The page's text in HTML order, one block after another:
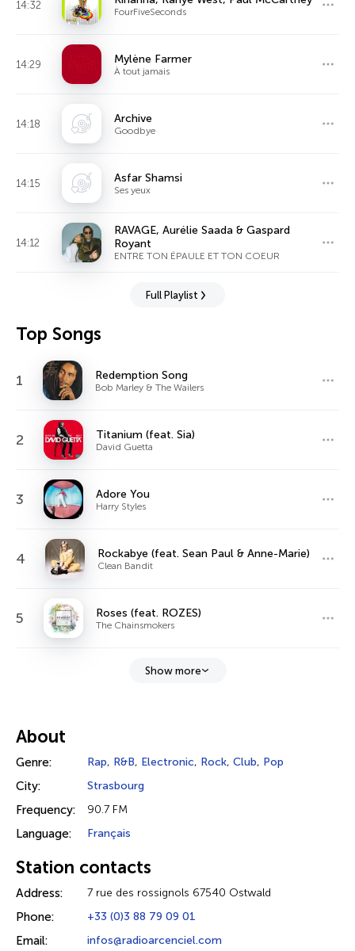
14:32
FourFiveSeconds
14:29 Mylène Farmer
À tout jamais
14:18 Archive
Goodbye
14:15 Asfar Shamsi
Ses yeux
14:12
RAVAGE, Aurélie Saada & Gaspard
Royant
ENTRE TON ÉPAULE ET TON COEUR
Full Playlist
Top Songs
1 Redemption Song
Bob Marley & The Wailers
2 Titanium (feat. Sia)
David Guetta
3 Adore You
Harry Styles
4 Rockabye (feat. Sean Paul & Anne-Marie)
Clean Bandit
5 Roses (feat. ROZES)
The Chainsmokers
Show more
About
Genre: Rap, R&B, Electronic, Rock, Club, Pop
City: Strasbourg
Frequency: 90.7 FM
Language: Français
Station contacts
Address: 7 rue des rossignols 67540 Ostwald
Phone: +33 (0)3 88 79 09 01
Email: infos@radioarcenciel.com